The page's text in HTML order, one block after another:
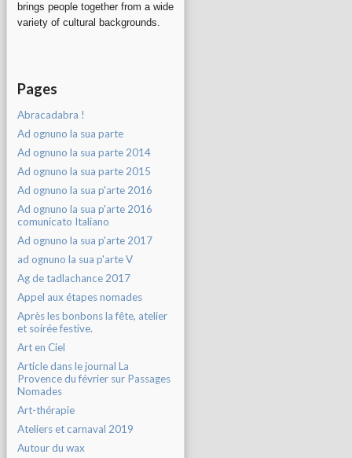
brings people together from a wide
variety of cultural backgrounds.
Pages
Abracadabra !
Ad ognuno la sua parte
Ad ognuno la sua parte 2014
Ad ognuno la sua parte 2015
Ad ognuno la sua p'arte 2016
Ad ognuno la sua p'arte 2016
comunicato Italiano
Ad ognuno la sua p'arte 2017
ad ognuno la sua p'arte V
Ag de tadlachance 2017
Appel aux étapes nomades
Après les bonbons la fête, atelier
et soirée festive.
Art en Ciel
Article dans le journal La
Provence du février sur Passages
Nomades
Art-thérapie
Ateliers et carnaval 2019
Autour du wax